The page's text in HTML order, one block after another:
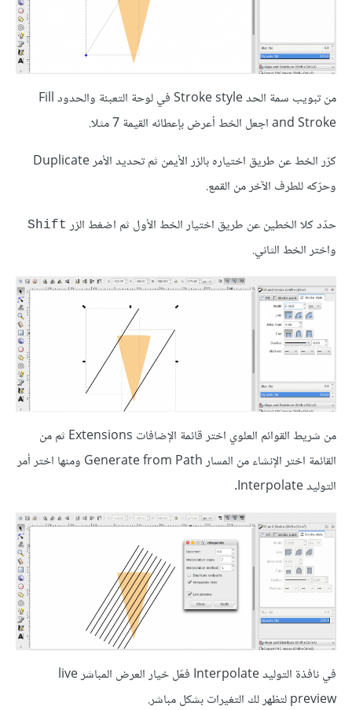
من تبويب سمة الحد Stroke style في لوحة التعبئة والحدود Fill
and Stroke اجعل الخط أعرض بإعطائه القيمة 7 مثلا.
كرّر الخط عن طريق اختياره بالزر الأيمن ثم تحديد الأمر Duplicate
وحرّكه للطرف الآخر من القمع.
حدّد كلا الخطين عن طريق اختيار الخط الأول ثم اضغط الزر Shift
واختر الخط الثاني.
من شريط القوائم العلوي اختر قائمة الإضافات Extensions ثم من
القائمة اختر الإنشاء من المسار Generate from Path ومنها اختر أمر
التوليد Interpolate.
في نافذة التوليد Interpolate فعّل خيار العرض المباشر live
preview لتظهر لك التغيرات بشكل مباشر.